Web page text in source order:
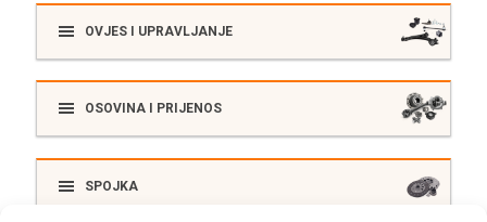
OVJES I UPRAVLJANJE
OSOVINA I PRIJENOS
SPOJKA